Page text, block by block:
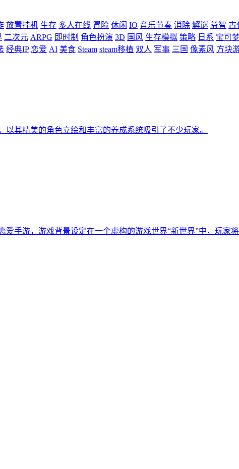
放置挂机 生存 多人在线 冒险 休闲 IO 音乐节奏 消除 解谜 益智 古
二次元 ARPG 即时制 角色扮演 3D 国风 生存模拟 策略 日系 宝可
经典IP 恋爱 AI 美食 Steam steam移植 双人 军事 三国 像素风 方块
其精美的角色立绘和丰富的养成系统吸引了不少玩家。
爱手游，游戏背景设定在一个虚构的游戏世界“新世界”中，玩